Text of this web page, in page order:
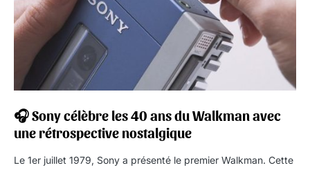
🎧 Sony célèbre les 40 ans du Walkman avec
une rétrospective nostalgique
Le 1er juillet 1979, Sony a présenté le premier Walkman. Cette